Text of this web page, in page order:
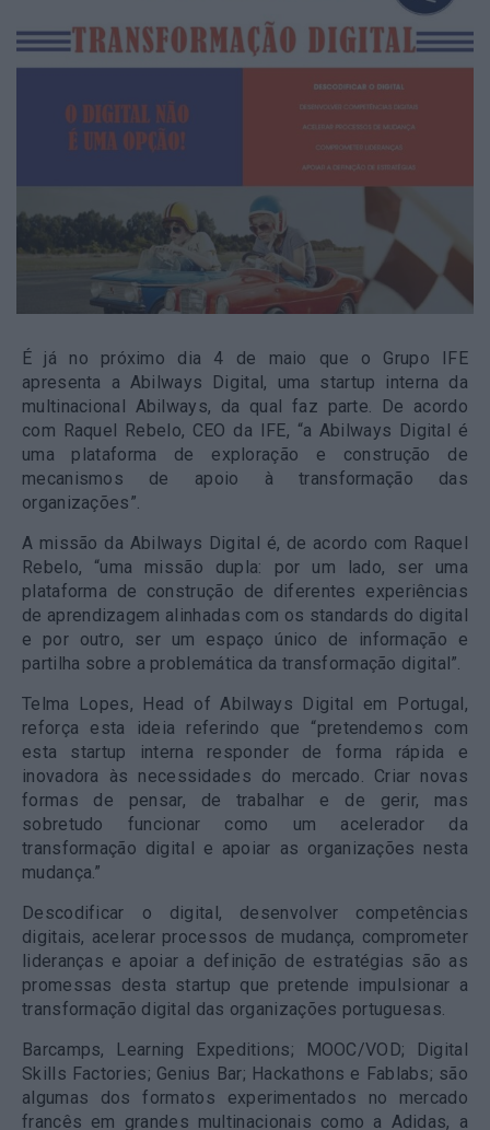
É já no próximo dia 4 de maio que o Grupo IFE
apresenta a Abilways Digital, uma startup interna da
multinacional Abilways, da qual faz parte. De acordo
com Raquel Rebelo, CEO da IFE, “a Abilways Digital é
uma plataforma de exploração e construção de
mecanismos de apoio à transformação das
organizações”.
A missão da Abilways Digital é, de acordo com Raquel
Rebelo, “uma missão dupla: por um lado, ser uma
plataforma de construção de diferentes experiências
de aprendizagem alinhadas com os standards do digital
e por outro, ser um espaço único de informação e
partilha sobre a problemática da transformação digital”.
Telma Lopes, Head of Abilways Digital em Portugal,
reforça esta ideia referindo que “pretendemos com
esta startup interna responder de forma rápida e
inovadora às necessidades do mercado. Criar novas
formas de pensar, de trabalhar e de gerir, mas
sobretudo funcionar como um acelerador da
transformação digital e apoiar as organizações nesta
mudança.”
Descodificar o digital, desenvolver competências
digitais, acelerar processos de mudança, comprometer
lideranças e apoiar a definição de estratégias são as
promessas desta startup que pretende impulsionar a
transformação digital das organizações portuguesas.
Barcamps, Learning Expeditions; MOOC/VOD; Digital
Skills Factories; Genius Bar; Hackathons e Fablabs; são
algumas dos formatos experimentados no mercado
francês em grandes multinacionais como a Adidas, a